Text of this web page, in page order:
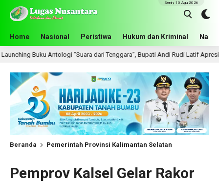
Home Nasional Peristiwa Hukum dan Kriminal
Senin, 10 Agu 2026
“Suara dari Tenggara”, Bupati Andi Rudi Latif Apresiasi
Beranda Pemerintah Provinsi Kalimantan Selatan
Pemprov Kalsel Gelar Rakor